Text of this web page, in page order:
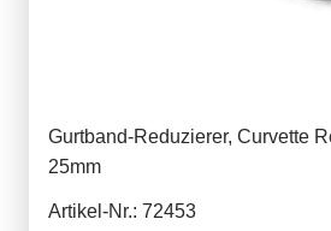
Gurtband-Reduzierer, Curvette
25mm
Artikel-Nr.: 72453